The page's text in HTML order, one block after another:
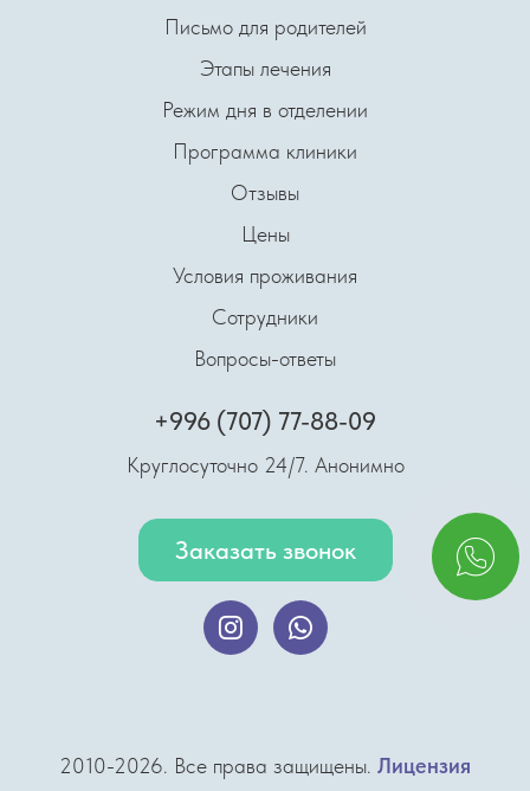
Письмо для родителей
Этапы лечения
Режим дня в отделении
Программа клиники
Отзывы
Цены
Условия проживания
Сотрудники
Вопросы-ответы
+996 (707) 77-88-09
Круглосуточно 24/7. Анонимно
Заказать звонок
2010-2026. Все права защищены. Лицензия